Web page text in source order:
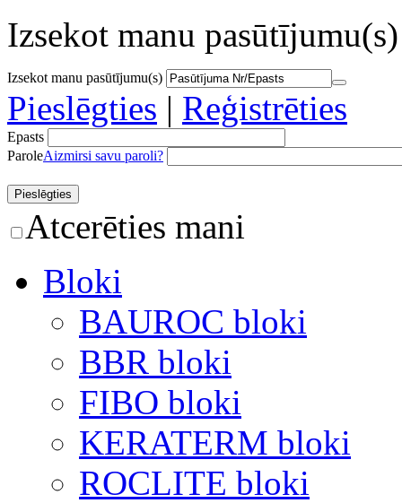
Izsekot manu pasūtījumu(s)
Izsekot manu pasūtījumu(s)
Pieslēgties | Reģistrēties
Epasts
ParoleAizmirsi savu paroli?
Atcerēties mani
Bloki
BAUROC bloki
BBR bloki
FIBO bloki
KERATERM bloki
ROCLITE bloki